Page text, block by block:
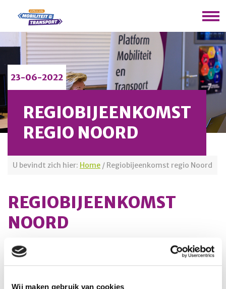
Wij maken gebruik van cookies
23-06-2022
REGIOBIJEENKOMST
REGIO NOORD
U bevindt zich hier: Home / Regiobijeenkomst regio Noord
REGIOBIJEENKOMST
NOORD
Datum: donderdag 23 juni 2022
Tijd: 13.30 – 16.30 uur.